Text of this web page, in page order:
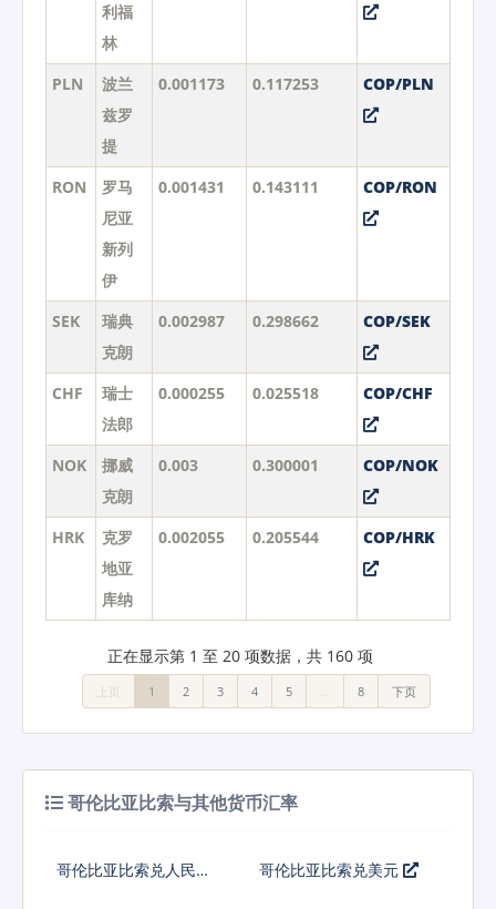
利福
林
PLN
波兰
兹罗
提
0.001173 0.117253 COP/PLN
RON
罗马
尼亚
新列
伊
0.001431 0.143111 COP/RON
SEK
瑞典
克朗
0.002987 0.298662 COP/SEK
CHF
瑞士
法郎
0.000255 0.025518 COP/CHF
NOK
挪威
克朗
0.003 0.300001 COP/NOK
HRK
克罗
地亚
库纳
0.002055 0.205544 COP/HRK
正在显示第 1 至 20 项数据，共 160 项
上页 1 2 3 4 5 … 8 下页
哥伦比亚比索与其他货币汇率
哥伦比亚比索兑人民币 哥伦比亚比索兑美元